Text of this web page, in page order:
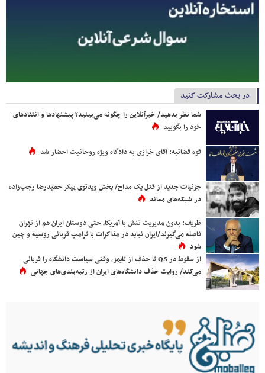
در بحث مشارکت کنید
شما نظر بدهید/ خبرآنلاین را چگونه می‌بینید؟ پیشنهادها و انتقادهای
خود را بگویید
قوه قضائیه: آقای خرازی به دادگاه ویژه روحانیت احضار شد
جزئیات جدید از قتل یک مداح/ پخش ویدئوی پیکر حمیدرضا رجب‌زاده
در شبکه‌های معاند
ظریف: بدون مدیریت تنش با آمریکا، حتی دوستان ایران هم از تهران
فاصله می‌گیرند/ایران نباید در مذاکرات با ترامپ قربانی روسیه و چین
شود
از سقوط در QS تا حذف از تایمز، وقتی سیاست دانشگاه را قربانی
می‌کند/ روایت حذف دانشگاه‌های ایران از رتبه‌بندی‌های جهانی